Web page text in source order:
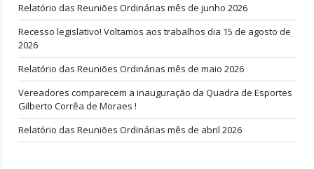
Relatório das Reuniões Ordinárias mês de junho 2026
Recesso legislativo! Voltamos aos trabalhos dia 15 de agosto de
2026
Relatório das Reuniões Ordinárias mês de maio 2026
Vereadores comparecem a inauguração da Quadra de Esportes
Gilberto Corrêa de Moraes !
Relatório das Reuniões Ordinárias mês de abril 2026